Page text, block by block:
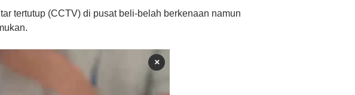
tertutup (CCTV) di pusat beli-belah berkenaan namun
×